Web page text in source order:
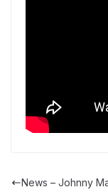
News – Johnny